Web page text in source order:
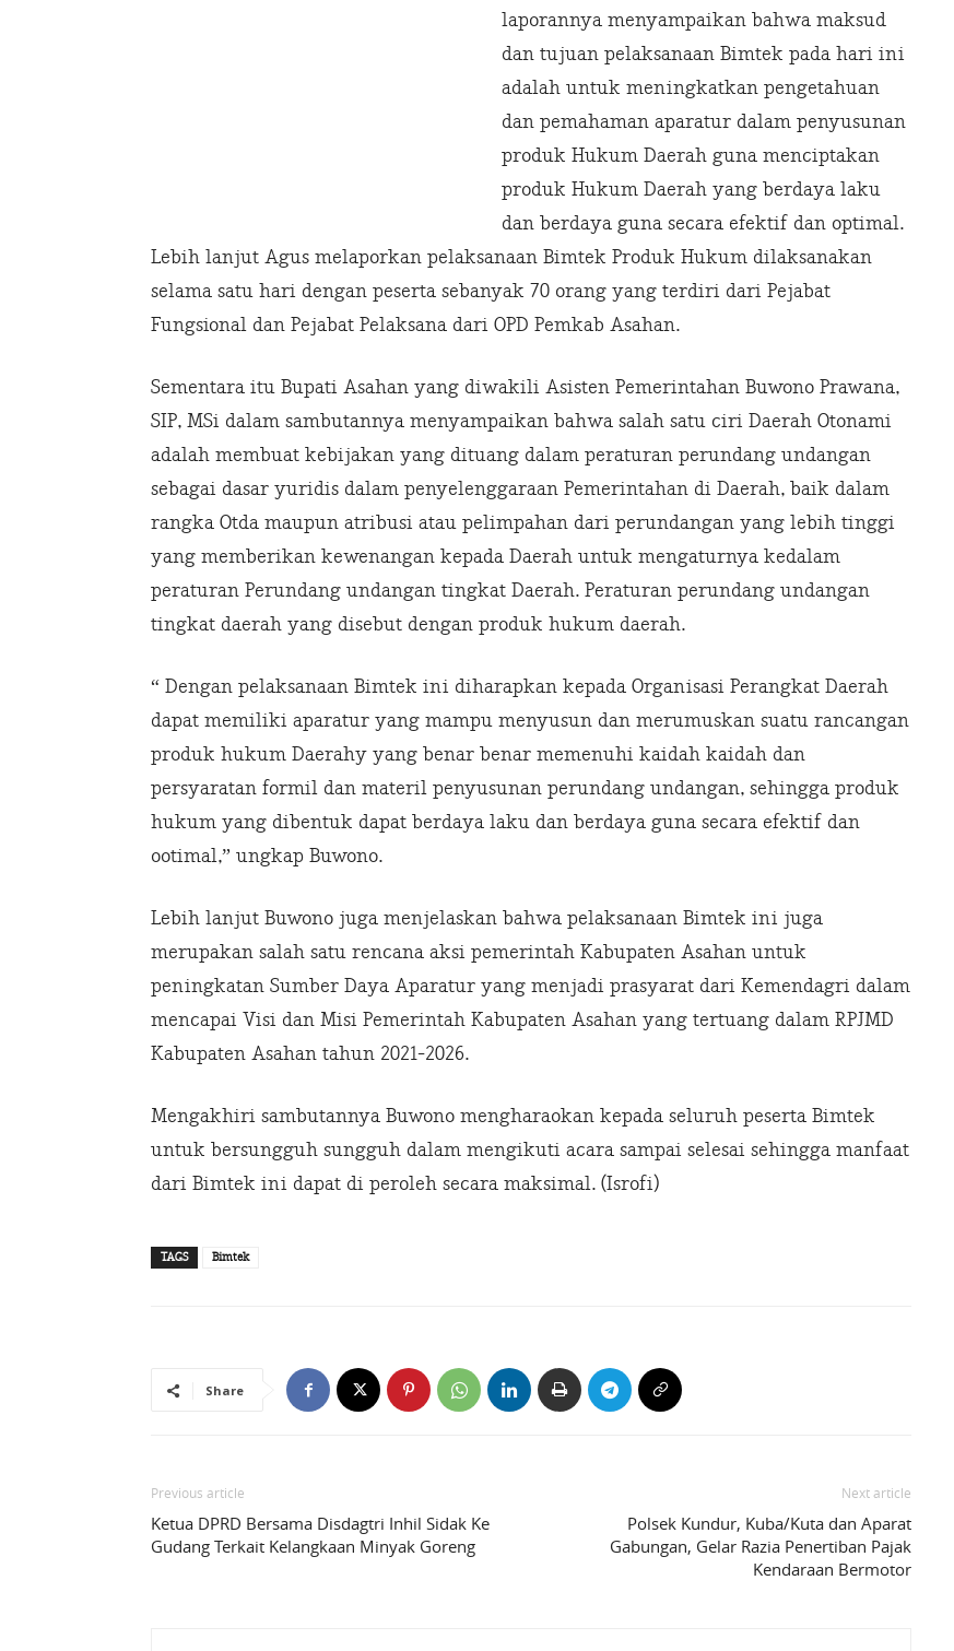
laporannya menyampaikan bahwa maksud
dan tujuan pelaksanaan Bimtek pada hari ini
adalah untuk meningkatkan pengetahuan
dan pemahaman aparatur dalam penyusunan
produk Hukum Daerah guna menciptakan
produk Hukum Daerah yang berdaya laku
dan berdaya guna secara efektif dan optimal.
Lebih lanjut Agus melaporkan pelaksanaan Bimtek Produk Hukum dilaksanakan
selama satu hari dengan peserta sebanyak 70 orang yang terdiri dari Pejabat
Fungsional dan Pejabat Pelaksana dari OPD Pemkab Asahan.
Sementara itu Bupati Asahan yang diwakili Asisten Pemerintahan Buwono Prawana,
SIP, MSi dalam sambutannya menyampaikan bahwa salah satu ciri Daerah Otonami
adalah membuat kebijakan yang dituang dalam peraturan perundang undangan
sebagai dasar yuridis dalam penyelenggaraan Pemerintahan di Daerah, baik dalam
rangka Otda maupun atribusi atau pelimpahan dari perundangan yang lebih tinggi
yang memberikan kewenangan kepada Daerah untuk mengaturnya kedalam
peraturan Perundang undangan tingkat Daerah. Peraturan perundang undangan
tingkat daerah yang disebut dengan produk hukum daerah.
“ Dengan pelaksanaan Bimtek ini diharapkan kepada Organisasi Perangkat Daerah
dapat memiliki aparatur yang mampu menyusun dan merumuskan suatu rancangan
produk hukum Daerahy yang benar benar memenuhi kaidah kaidah dan
persyaratan formil dan materil penyusunan perundang undangan, sehingga produk
hukum yang dibentuk dapat berdaya laku dan berdaya guna secara efektif dan
ootimal,” ungkap Buwono.
Lebih lanjut Buwono juga menjelaskan bahwa pelaksanaan Bimtek ini juga
merupakan salah satu rencana aksi pemerintah Kabupaten Asahan untuk
peningkatan Sumber Daya Aparatur yang menjadi prasyarat dari Kemendagri dalam
mencapai Visi dan Misi Pemerintah Kabupaten Asahan yang tertuang dalam RPJMD
Kabupaten Asahan tahun 2021-2026.
Mengakhiri sambutannya Buwono mengharaokan kepada seluruh peserta Bimtek
untuk bersungguh sungguh dalam mengikuti acara sampai selesai sehingga manfaat
dari Bimtek ini dapat di peroleh secara maksimal. (Isrofi)
TAGS Bimtek
Share
Previous article
Ketua DPRD Bersama Disdagtri Inhil Sidak Ke
Gudang Terkait Kelangkaan Minyak Goreng
Next article
Polsek Kundur, Kuba/Kuta dan Aparat
Gabungan, Gelar Razia Penertiban Pajak
Kendaraan Bermotor